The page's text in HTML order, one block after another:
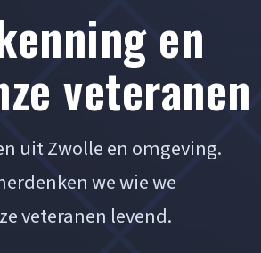
en
veteranen
uit Zwolle en omgeving.
we wie we
veteranen levend.